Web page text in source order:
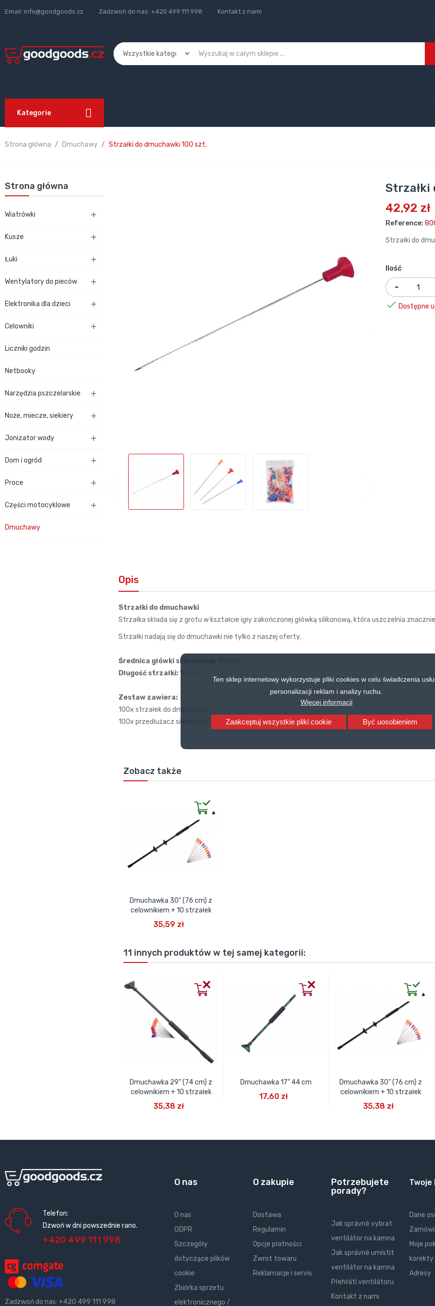
Ten sklep internetowy wykorzystuje pliki cookies w celu świadczenia
personalizacji reklam i analizy ruchu.
Więcej informacji
Zaakceptuj wszystkie pliki cookie Być uosobieniem
Email: info@goodgoods.cz Zadzwoń do nas: +420 499 111 998 Kontakt z nami
Kategorie
Strona główna Dmuchawy Strzałki do dmuchawki 100 szt.
Strona główna
Wiatrówki 
Kusze 
Łuki 
Wentylatory do pieców 
Elektronika dla dzieci 
Celowniki 
Liczniki godzin
Netbooky
Narzędzia pszczelarskie 
Noże, miecze, siekiery 
Jonizator wody 
Dom i ogród 
Proce 
Części motocyklowe 
Dmuchawy
Strzałki
42,92 zł
Reference:
Strzałki do
Ilość
 Dostępne
Opis
Strzałki do dmuchawki
Strzałka składa się z grotu w kształcie igły zakończonej główką silikonową, która uszczelnia
Strzałki nadają się do dmuchawki nie tylko z naszej oferty.
Średnica główki silikonowej:
Długość strzałki:10 cm
Zestaw zawiera:
100x strzałek do dmuchawki
100x przedłużacz silikonowy
Zobacz także
Dmuchawka 30" (76 cm) z
celownikiem + 10 strzałek
35,59 zł
11 innych produktów w tej samej kategorii:
Dmuchawka 29" (74 cm) z
celownikiem + 10 strzałek
35,38 zł
Dmuchawka 17" 44 cm
17,60 zł
Dmuchawka 30" (76 cm) z
celownikiem + 10 strzałek
35,38 zł
Telefon:
Dzwoń w dni powszednie rano.
+420 499 111 998
Zadzwoń do nas: +420 499 111 998
O nas
O nas
GDPR
Szczegóły
dotyczące plików
cookie
Zbiórka sprzetu
elektronicznego /
O zakupie
Dostawa
Regulamin
Opcje płatności
Zwrot towaru
Reklamacje i servis
Potrzebujete
porady?
Jak správně vybrat
ventilátor na kamna
Jak správně umístit
ventilátor na kamna
Přehřátí ventilátoru
Kontakt z nami
Dane
Moje
korekty
Adresy